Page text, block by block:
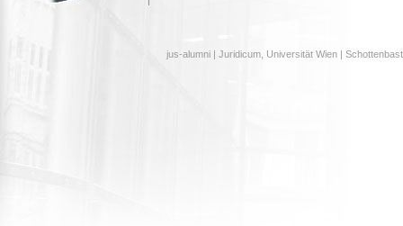
jus-alumni | Juridicum, Universität Wien |